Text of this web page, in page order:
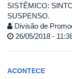
SISTÊMICO:
SUSPENSO.
Divisão de
26/05/2018 -
ACONTECE